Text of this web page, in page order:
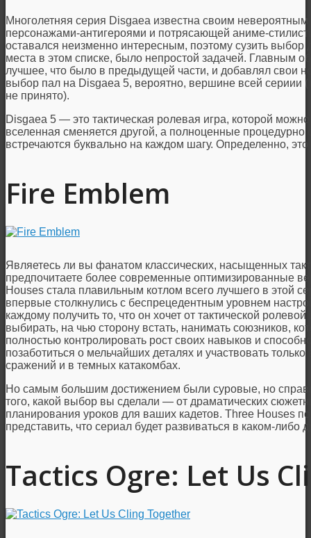
Многолетняя серия Disgaea известна своим
персонажами-антигероями и потрясающей аниме-
оставался неизменно интересным, поэтому сузить выбор
места в этом списке, было непростой задачей. Главным
лучшее, что было в предыдущей части, и добавлял свои
выбор пал на Disgaea 5, вероятно, вершине всей сериии
не принято).
Disgaea 5 — это тактическая ролевая игра, которой
вселенная сменяется другой, а полноценные
встречаются буквально на каждом шагу. Определенно,
Fire Emblem
Являетесь ли вы фанатом классических, насыщенных
предпочитаете более современные оптимизированные
Houses стала плавильным котлом всего лучшего в этой
впервые столкнулись с беспрецедентным уровнем
каждому получить то, что он хочет от тактической
выбирать, на чью сторону встать, нанимать союзников,
полностью контролировать рост своих навыков и
позаботиться о мельчайших деталях и участвовать только
сражений и в темных катакомбах.
Но самым большим достижением были суровые, но
того, какой выбор вы сделали — от драматических
планирования уроков для ваших кадетов. Three Houses
представить, что сериал будет развиваться в каком-либо
Tactics Ogre: Let Us